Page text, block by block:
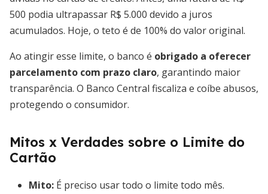
500 podia ultrapassar R$ 5.000 devido a juros
acumulados. Hoje, o teto é de 100% do valor original.
Ao atingir esse limite, o banco é obrigado a oferecer
parcelamento com prazo claro, garantindo maior
transparência. O Banco Central fiscaliza e coíbe abusos,
protegendo o consumidor.
Mitos x Verdades sobre o Limite do
Cartão
Mito: É preciso usar todo o limite todo mês.